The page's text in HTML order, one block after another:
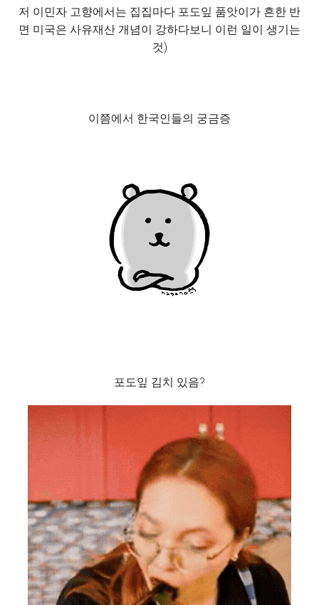
저 이민자 고향에서는 집집마다 포도잎 품앗이가 흔한 반
면 미국은 사유재산 개념이 강하다보니 이런 일이 생기는
것)
이쯤에서 한국인들의 궁금증
포도잎 김치 있음?